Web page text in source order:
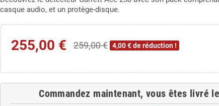
casque audio, et un protège-disque.
255,00 € 259,00 € 4,00 € de réduction !
Commandez maintenant, vous êtes livré le